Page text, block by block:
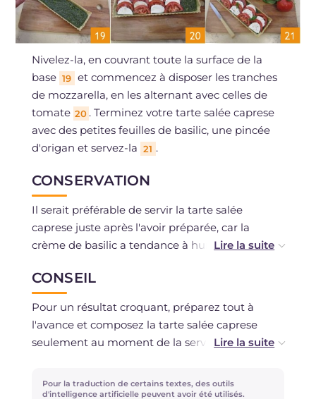
Nivelez-la, en couvrant toute la surface de la
base 19 et commencez à disposer les tranches
de mozzarella, en les alternant avec celles de
tomate 20 . Terminez votre tarte salée caprese
avec des petites feuilles de basilic, une pincée
d'origan et servez-la 21 .
CONSERVATION
Il serait préférable de servir la tarte salée
caprese juste après l'avoir préparée, car la
crème de basilic a tendance à humidifier la
seule pâte brisée, toujours enveloppée dans le
film alimentaire, peut être conservée au
réfrigérateur jusqu'à 2 jours, sinon elle peut être
congelée pour un maximum d'un mois.
CONSEIL
Pour un résultat croquant, préparez tout à
l'avance et composez la tarte salée caprese
seulement au moment de la servir ! Essayez
ou avec les tomates cœur de bœuf !
Pour la traduction de certains textes, des outils
d'intelligence artificielle peuvent avoir été utilisés.